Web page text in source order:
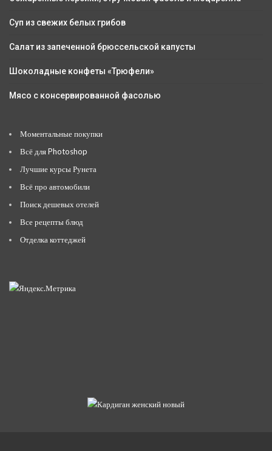
Суп из свежих белых грибов
Салат из запеченной брюссельской капусты
Шоколадные конфеты «Трюфели»
Мясо с консервированной фасолью
Моментальные покупки
Всё для Photoshop
Лучшие курсы Рунета
Всё про автомобили
Поиск дешевых отелей
Все рецепты блюд
Отделка коттеджей